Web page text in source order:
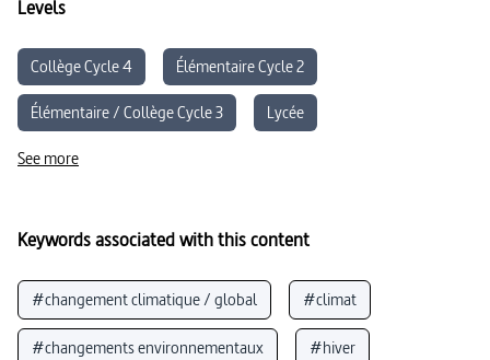
Levels
Collège Cycle 4
Élémentaire Cycle 2
Élémentaire / Collège Cycle 3
Lycée
See more
Keywords associated with this content
#changement climatique / global #climat
#changements environnementaux #hiver